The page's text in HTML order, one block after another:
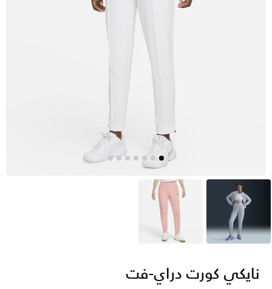
أزرق خوخي
نايكي كورت دراي-فت